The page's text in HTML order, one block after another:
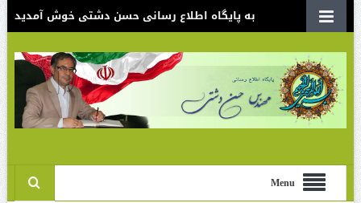
به پایگاه اطلاع رسانی حسن دشتی خوش آمدید
Menu